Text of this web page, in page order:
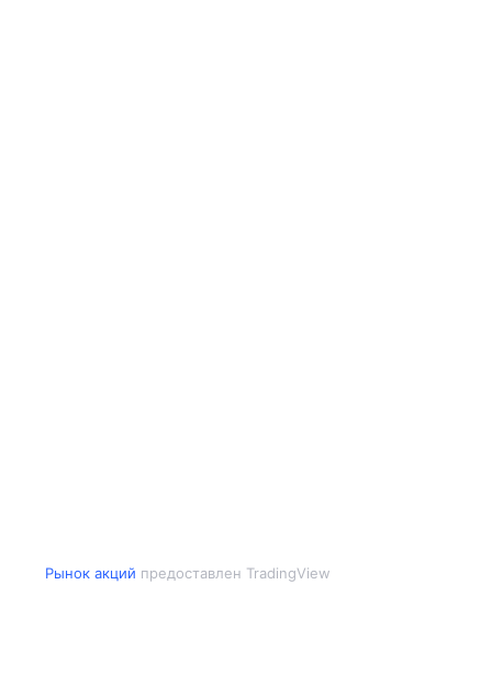
Рынок акций предоставлен TradingView